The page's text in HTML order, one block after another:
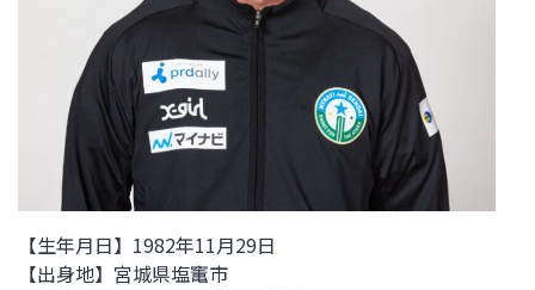
【生年月日】 1982年11月29日
【出身地】宮城県塩竃市